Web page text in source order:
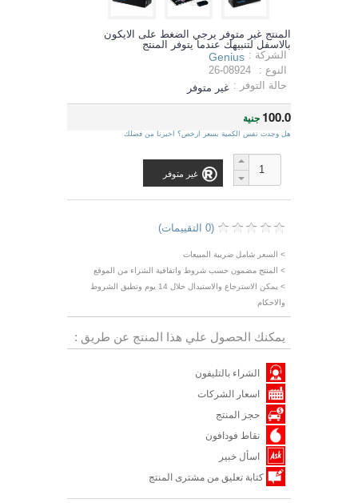
المنتج غير متوفر يرجي الضغط على الايكون
بالاسفل لتنبيهك عندما يتوفر المنتج
الشركة : Genius
النوع :
26-08924
حالة التوفر : غير متوفر
100.0 جنية
هل وجدت نفس الكمية بسعر ارخص؟ اخبرنا من فضلك
غير متوفر
(0 التقييمات)
> السعر شامل ضريبة المبيعات
> المنتج مضمون حسب شروط واتفاقية الشراء من الموقع
> يمكن الاسترجاع والاستبدال خلال 14 يوم وتطبق الشروط
والاحكام
يمكنك الحصول علي هذا المنتج عن طريق :
الشراء بالتليفون
اسعار الشركات
حجز المنتج
نقاط فودافون
اسأل خبير
كتابة تعليق من مشترى المنتج